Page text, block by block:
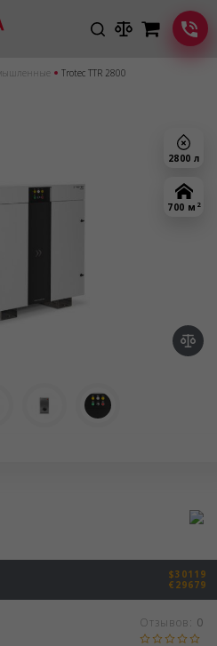
Trotec TTR 2800
2800 л
700 м 2
$30119
€29679
Отзывов: 0